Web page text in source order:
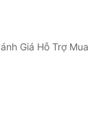
Giá Hỗ Trợ Mua